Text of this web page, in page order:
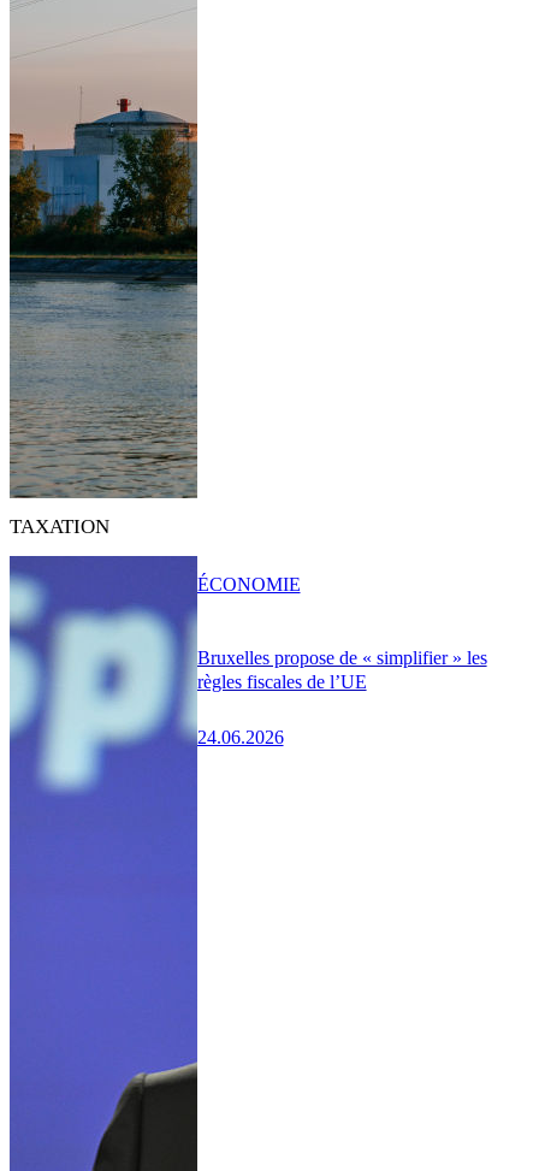
TAXATION
Bruxelles propose de « simplifier » les
règles fiscales de l’UE
24.06.2026
ÉCONOMIE